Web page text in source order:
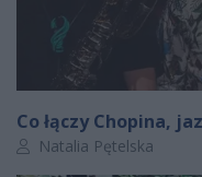
Co łączy Chopina,
Autor artykułu:
Natalia Pętelska